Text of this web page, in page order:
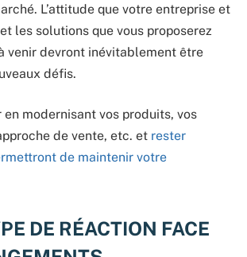
L’attitude que votre entreprise et
les solutions que vous proposerez
venir devront inévitablement être
défis.
en modernisant vos produits, vos
de vente, etc. et rester
de maintenir votre
DE RÉACTION FACE